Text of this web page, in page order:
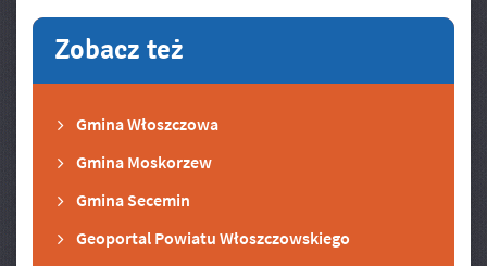
Zobacz też
Gmina Włoszczowa
Gmina Moskorzew
Gmina Secemin
Geoportal Powiatu Włoszczowskiego